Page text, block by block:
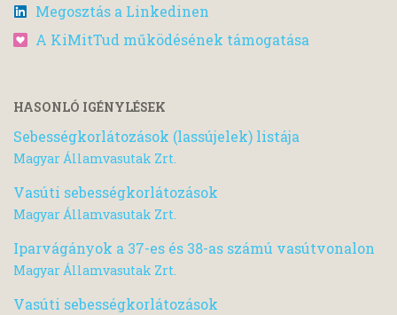
Megosztás a Linkedinen
A KiMitTud működésének támogatása
HASONLÓ IGÉNYLÉSEK
Sebességkorlátozások (lassújelek) listája
Magyar Államvasutak Zrt.
Vasúti sebességkorlátozások
Magyar Államvasutak Zrt.
Iparvágányok a 37-es és 38-as számú vasútvonalon
Magyar Államvasutak Zrt.
Vasúti sebességkorlátozások